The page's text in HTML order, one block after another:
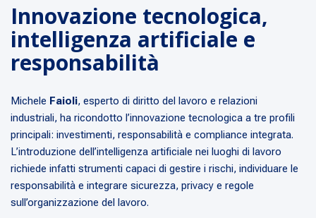
Innovazione tecnologica,
intelligenza artificiale e
responsabilità
Michele Faioli, esperto di diritto del lavoro e relazioni
industriali, ha ricondotto l’innovazione tecnologica a tre profili
principali: investimenti, responsabilità e compliance integrata.
L’introduzione dell’intelligenza artificiale nei luoghi di lavoro
richiede infatti strumenti capaci di gestire i rischi, individuare le
responsabilità e integrare sicurezza, privacy e regole
sull’organizzazione del lavoro.